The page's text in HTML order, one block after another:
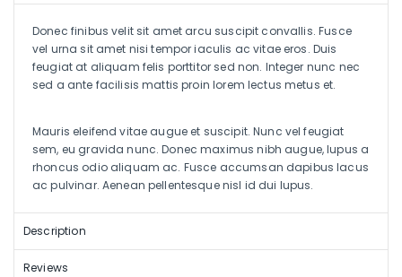
Donec finibus velit sit amet arcu suscipit convallis. Fusce
vel urna sit amet nisi tempor iaculis ac vitae eros. Duis
feugiat at aliquam felis porttitor sed non. Integer nunc nec
sed a ante facilisis mattis proin lorem lectus metus et.
Mauris eleifend vitae augue et suscipit. Nunc vel feugiat
sem, eu gravida nunc. Donec maximus nibh augue, lupus a
rhoncus odio aliquam ac. Fusce accumsan dapibus lacus
ac pulvinar. Aenean pellentesque nisl id dui lupus.
Description
Reviews